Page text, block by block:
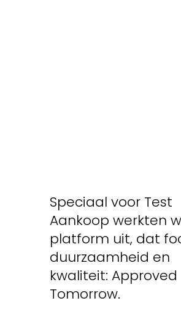
Speciaal voor Test
Aankoop werkten
platform uit, dat
duurzaamheid en
kwaliteit: Approved
Tomorrow.